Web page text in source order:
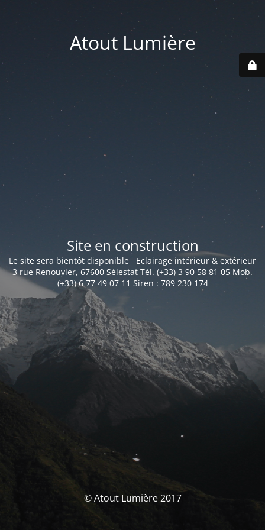
Atout Lumière
Site en construction
Le site sera bientôt disponible Eclairage intérieur & extérieur
3 rue Renouvier, 67600 Sélestat Tél. (+33) 3 90 58 81 05 Mob.
(+33) 6 77 49 07 11 Siren : 789 230 174
© Atout Lumière 2017